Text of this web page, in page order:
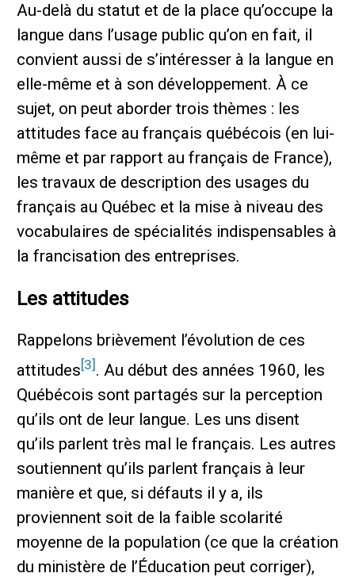
Au-delà du statut et de la place qu’occupe la
langue dans l’usage public qu’on en fait, il
convient aussi de s’intéresser à la langue en
elle-même et à son développement. À ce
sujet, on peut aborder trois thèmes : les
attitudes face au français québécois (en lui-
même et par rapport au français de France),
les travaux de description des usages du
français au Québec et la mise à niveau des
vocabulaires de spécialités indispensables à
la francisation des entreprises.
Les attitudes
Rappelons brièvement l’évolution de ces
attitudes[3] . Au début des années 1960, les
Québécois sont partagés sur la perception
qu’ils ont de leur langue. Les uns disent
qu’ils parlent très mal le français. Les autres
soutiennent qu’ils parlent français à leur
manière et que, si défauts il y a, ils
proviennent soit de la faible scolarité
moyenne de la population (ce que la création
du ministère de l’Éducation peut corriger),